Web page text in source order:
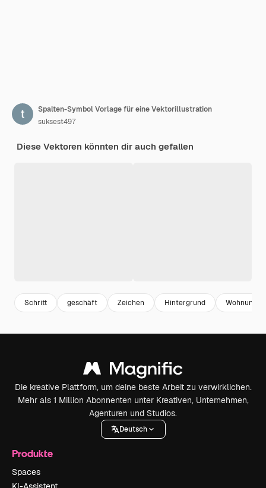
Spalten-Symbol Vorlage für eine Vektorillustration
suksest497
Diese Vektoren könnten dir auch gefallen
Schritt geschäft Zeichen Hintergrund Wohnung
Die kreative Plattform, um deine beste Arbeit zu verwirklichen.
Mehr als 1 Million Abonnenten unter Kreativen, Unternehmen,
Agenturen und Studios.
Deutsch
Produkte
Spaces